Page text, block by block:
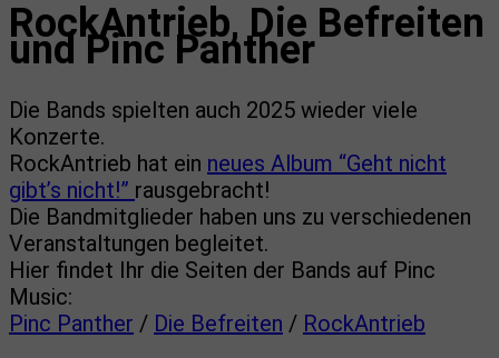
RockAntrieb, Die Befreiten
und Pinc Panther
Die Bands spielten auch 2025 wieder viele
Konzerte.
RockAntrieb hat ein neues Album “Geht nicht
gibt’s nicht!” rausgebracht!
Die Bandmitglieder haben uns zu verschiedenen
Veranstaltungen begleitet.
Hier findet Ihr die Seiten der Bands auf Pinc
Music:
Pinc Panther / Die Befreiten / RockAntrieb